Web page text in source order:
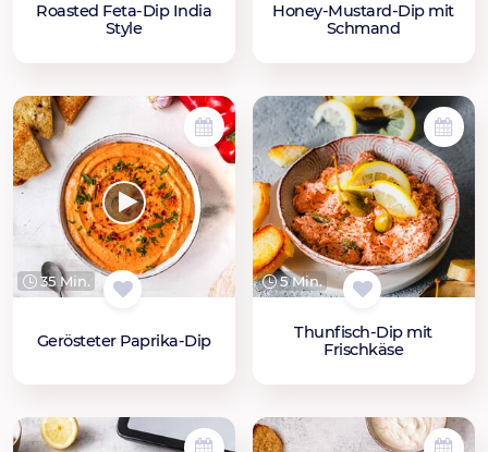
Roasted Feta-Dip India
Style
Honey-Mustard-Dip mit
Schmand
35 Min.
Gerösteter Paprika-Dip
5 Min.
Thunfisch-Dip mit
Frischkäse